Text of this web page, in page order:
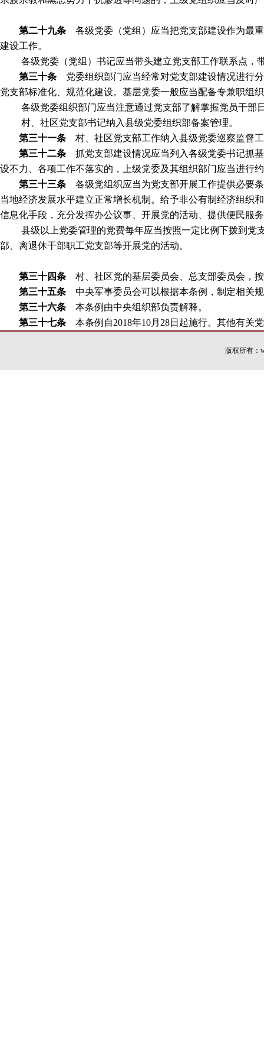
第二十九条 各级党委（党组）应当把党支部建设作为最
建设工作。
各级党委（党组）书记应当带头建立党支部工作联系点
第三十条 党委组织部门应当经常对党支部建设情况进行
党支部标准化、规范化建设。基层党委一般应当配备专兼职组
各级党委组织部门应当注意通过党支部了解掌握党员干
村、社区党支部书记纳入县级党委组织部备案管理。
第三十一条 村、社区党支部工作纳入县级党委巡察监督
第三十二条 抓党支部建设情况应当列入各级党委书记抓
设不力、各项工作不落实的，上级党委及其组织部门应当进行
第三十三条 各级党组织应当为党支部开展工作提供必要
当地经济发展水平建立正常增长机制。给予非公有制经济组织
信息化手段，充分发挥办公议事、开展党的活动、提供便民服
县级以上党委管理的党费每年应当按照一定比例下拨到
部、离退休干部职工党支部等开展党的活动。
第三十四条 村、社区党的基层委员会、总支部委员会，
第三十五条 中央军事委员会可以根据本条例，制定相关
第三十六条 本条例由中央组织部负责解释。
第三十七条 本条例自2018年10月 28日起施行。其他有关
版权所有：